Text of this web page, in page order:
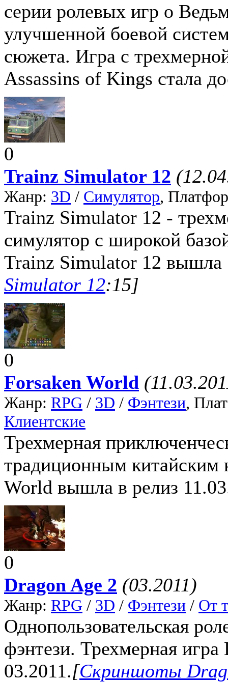
серии ролевых игр о
улучшенной боевой
сюжета. Игра с
Assassins of Kings стала
0
Trainz Simulator 12
Жанр: 3D / Симулятор,
Trainz Simulator 12 -
симулятор с широкой
Trainz Simulator 12 вышла
Simulator 12:15]
0
Forsaken World
Жанр: RPG / 3D / Фэнтези,
Клиентские
Трехмерная
традиционным китайским
World вышла в релиз
0
Dragon Age 2 (03.2011)
Жанр: RPG / 3D / Фэнтези / От
Однопользовательская
фэнтези. Трехмерная
03.2011.[Скриншоты